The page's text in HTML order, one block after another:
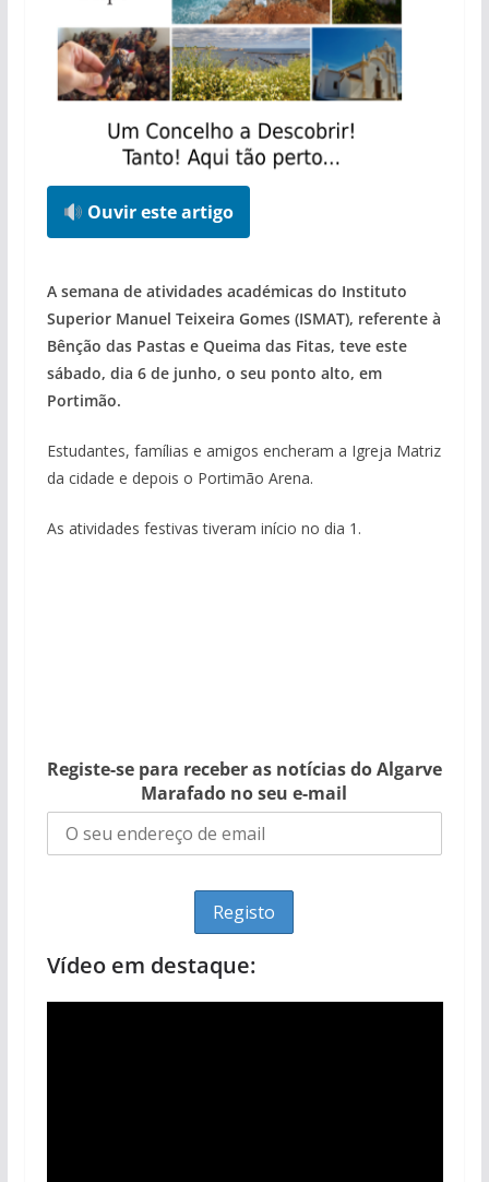
Ouvir este artigo
A semana de atividades académicas do Instituto
Superior Manuel Teixeira Gomes (ISMAT), referente à
Bênção das Pastas e Queima das Fitas, teve este
sábado, dia 6 de junho, o seu ponto alto, em
Portimão.
Estudantes, famílias e amigos encheram a Igreja Matriz
da cidade e depois o Portimão Arena.
As atividades festivas tiveram início no dia 1.
Registe-se para receber as notícias do Algarve
Marafado no seu e-mail
Vídeo em destaque: